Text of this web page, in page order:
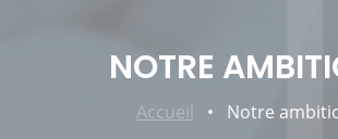
NOTRE
Accueil • Notre